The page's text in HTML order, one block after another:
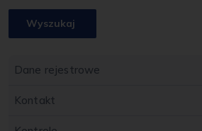
Wyszukaj
Dane rejestrowe
Kontakt